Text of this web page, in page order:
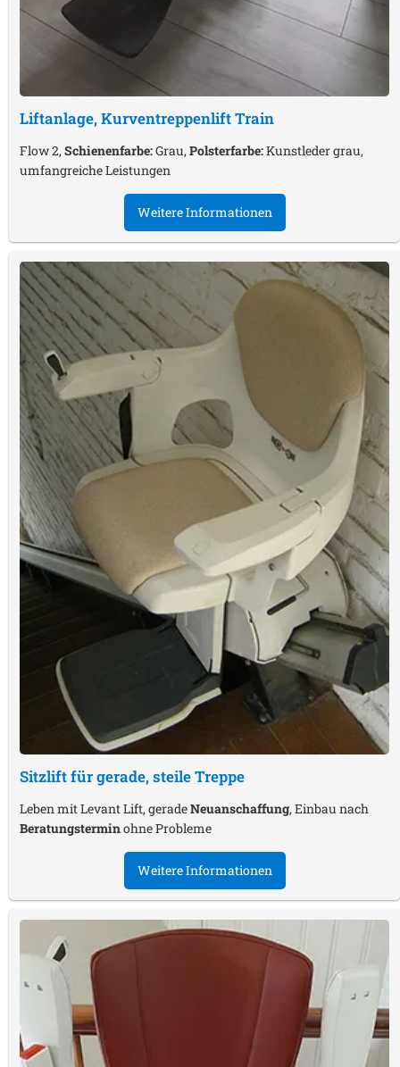
Liftanlage, KurventreppenliftTrain
Flow 2,Schienenfarbe:Grau,Polsterfarbe:Kunstleder grau,
umfangreiche Leistungen
Weitere Informationen
Sitzlift für gerade, steile Treppe
Leben mit Levant Lift, geradeNeuanschaffung, Einbau nach
Beratungsterminohne Probleme
Weitere Informationen